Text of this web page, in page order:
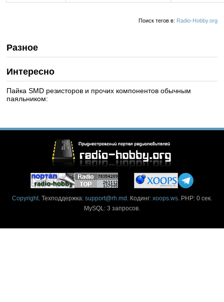
Поиск тегов в: Radio-Hobby.org
Разное
Интересно
Пайка SMD резисторов и прочих компонентов обычным
паяльником:
Copyright. Техподдержка: support@rh.md . Кодинг: xoops.ws. PHP: 0 сек.
MySQL: 3 запросов.